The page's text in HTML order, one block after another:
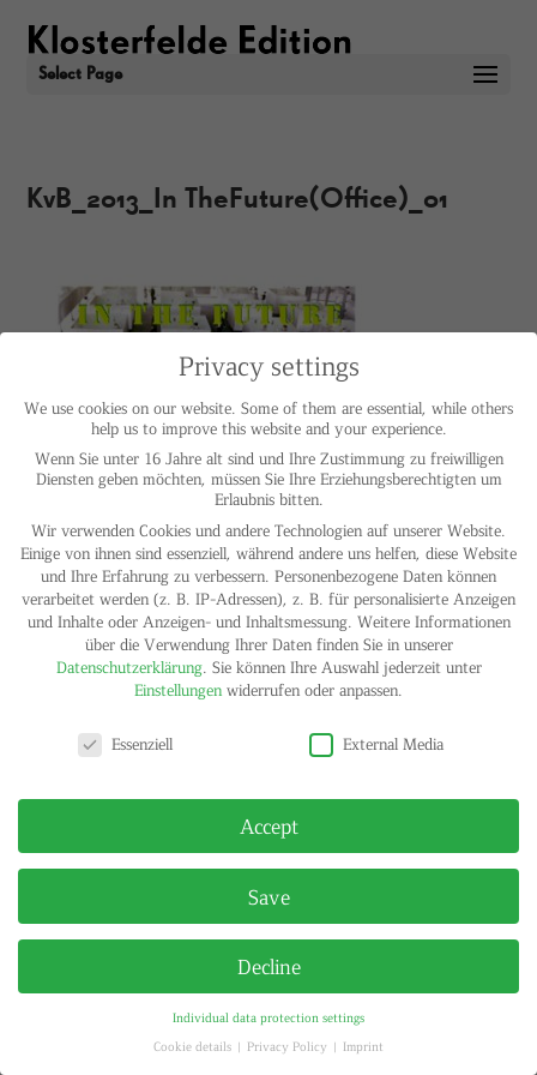
Select Page
KvB_2013_In TheFuture(Office)_01
IMPRINT
PRIVACY POLICY
© HELGA MARIA KLOSTERFELDE | ALL RIGHTS RESERVED
Privacy settings
We use cookies on our website. Some of them are essential, while others
help us to improve this website and your experience.
Wenn Sie unter 16 Jahre alt sind und Ihre Zustimmung zu freiwilligen
Diensten geben möchten, müssen Sie Ihre Erziehungsberechtigten um
Erlaubnis bitten.
Wir verwenden Cookies und andere Technologien auf unserer Website.
Einige von ihnen sind essenziell, während andere uns helfen, diese Website
und Ihre Erfahrung zu verbessern. Personenbezogene Daten können
verarbeitet werden (z. B. IP-Adressen), z. B. für personalisierte Anzeigen
und Inhalte oder Anzeigen- und Inhaltsmessung. Weitere Informationen
über die Verwendung Ihrer Daten finden Sie in unserer
Datenschutzerklärung. Sie können Ihre Auswahl jederzeit unter
Einstellungen widerrufen oder anpassen.
Essenziell
External Media
Accept
Save
Decline
Individual data protection settings
Cookie details
Privacy Policy Imprint